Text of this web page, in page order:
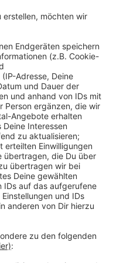
Samstagabend die
war so
entfernt in
sehen war. Rund 130
Senden,
und Nottuln
über 15 Stunden
Gefahr, dass die
Autobahn in
Stoffe enthält,
nicht.